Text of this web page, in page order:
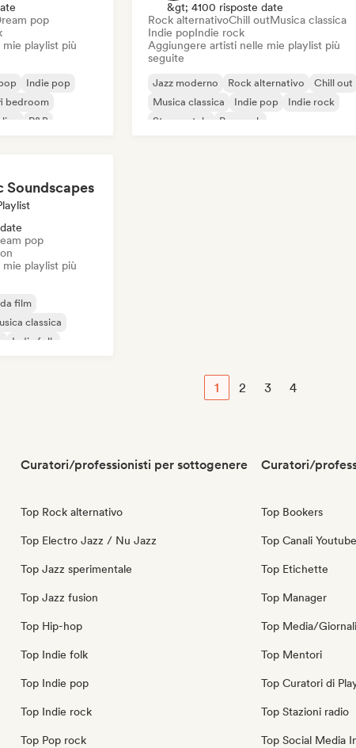
pop
playlist più
Indie pop
bedroom
R&B
&gt; 4100 risposte date
Rock alternativoChill outMusica classica
Indie popIndie rock
Aggiungere artisti nelle mie playlist più
seguite
Jazz moderno Rock alternativo
Chill out
Musica classica
Indie pop
Indie rock
Strumentale
Pop rock
Soundscapes
pop
playlist più
film
classica
Indie folk
1 2 3 4
Curatori/professionisti per sottogenere
Top Rock alternativo
Top Electro Jazz / Nu Jazz
Top Jazz sperimentale
Top Jazz fusion
Top Hip-hop
Top Indie folk
Top Indie pop
Top Indie rock
Top Pop rock
Curatori/
Top Bookers
Top Canali
Top Etichette
Top Manager
Top Media/
Top Mentori
Top Curatori di
Top Stazioni radio
Top Social Media